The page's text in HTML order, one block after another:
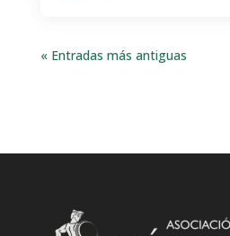
« Entradas más antiguas